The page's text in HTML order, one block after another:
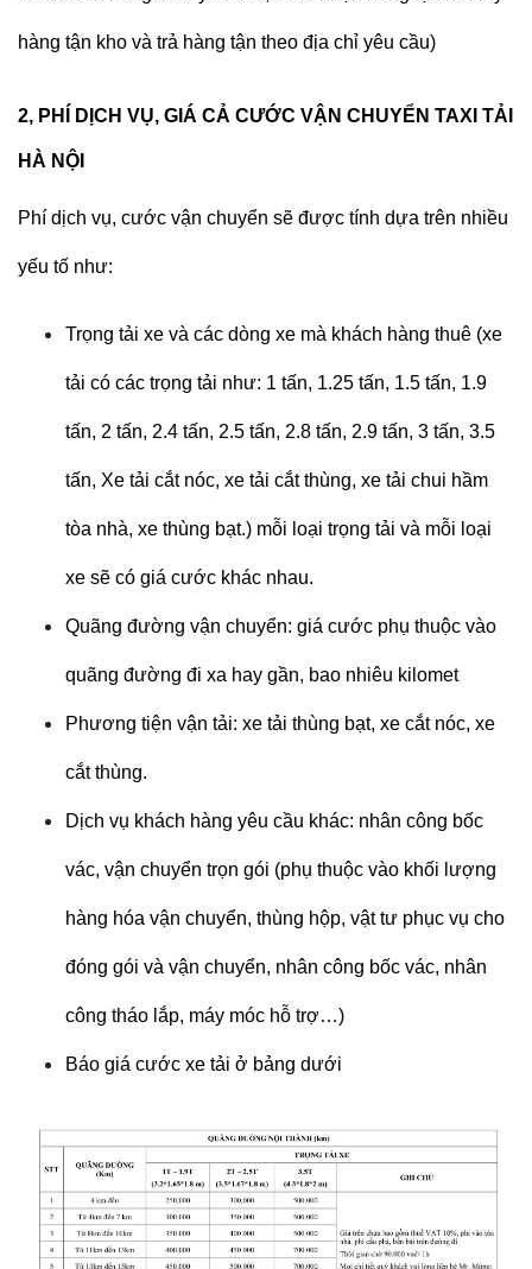
hàng tận kho và trả hàng tận theo địa chỉ yêu cầu)
2, PHÍ DỊCH VỤ, GIÁ CẢ CƯỚC VẬN CHUYỂN TAXI TẢI
HÀ NỘI
Phí dịch vụ, cước vận chuyển sẽ được tính dựa trên nhiều
yếu tố như:
Trọng tải xe và các dòng xe mà khách hàng thuê (xe
tải có các trọng tải như: 1 tấn, 1.25 tấn, 1.5 tấn, 1.9
tấn, 2 tấn, 2.4 tấn, 2.5 tấn, 2.8 tấn, 2.9 tấn, 3 tấn, 3.5
tấn, Xe tải cắt nóc, xe tải cắt thùng, xe tải chui hầm
tòa nhà, xe thùng bạt.) mỗi loại trọng tải và mỗi loại
xe sẽ có giá cước khác nhau.
Quãng đường vận chuyển: giá cước phụ thuộc vào
quãng đường đi xa hay gần, bao nhiêu kilomet
Phương tiện vận tải: xe tải thùng bạt, xe cắt nóc, xe
cắt thùng.
Dịch vụ khách hàng yêu cầu khác: nhân công bốc
vác, vận chuyển trọn gói (phụ thuộc vào khối lượng
hàng hóa vận chuyển, thùng hộp, vật tư phục vụ cho
đóng gói và vận chuyển, nhân công bốc vác, nhân
công tháo lắp, máy móc hỗ trợ…)
Báo giá cước xe tải ở bảng dưới